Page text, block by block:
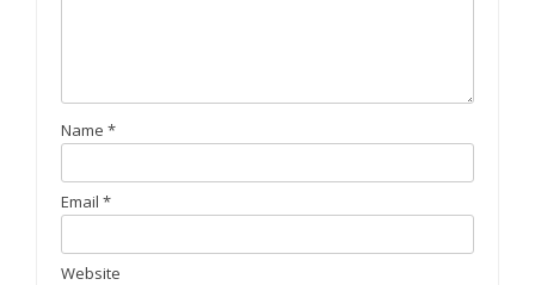
Name *
Email *
Website